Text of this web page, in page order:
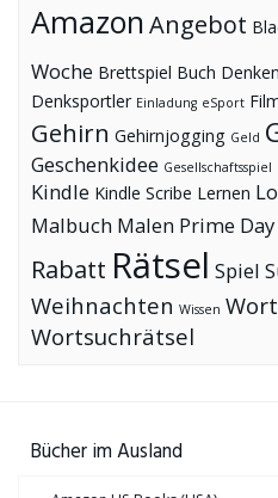
AmazonAngebot
Woche Brettspiel Buch Denken
Denksportler Einladung eSport
Gehirn Gehirnjogging Geld
Geschenkidee Gesellschaftsspiel
Kindle Kindle Scribe Lernen
Malbuch Malen Prime Day
Rabatt Rätsel Spiel
Weihnachten Wissen
Wortsuchrätsel
Bücher im Ausland